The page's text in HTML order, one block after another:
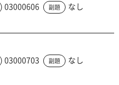
03000606 副題 なし
03000703 副題 なし